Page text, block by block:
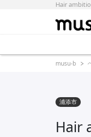
Hair
musu-b
浦添市
Hair